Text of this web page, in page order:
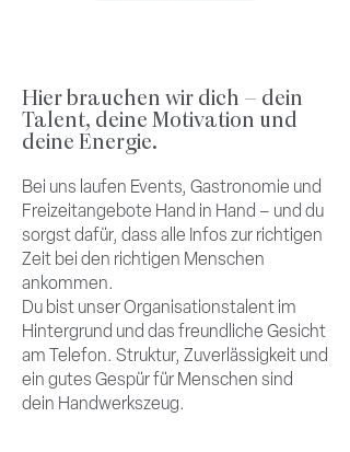
Hier brauchen wir dich – dein
Talent, deine Motivation und
deine Energie.
Bei uns laufen Events, Gastronomie und
Freizeitangebote Hand in Hand – und du
sorgst dafür, dass alle Infos zur richtigen
Zeit bei den richtigen Menschen
ankommen.
Du bist unser Organisationstalent im
Hintergrund und das freundliche Gesicht
am Telefon. Struktur, Zuverlässigkeit und
ein gutes Gespür für Menschen sind
dein Handwerkszeug.